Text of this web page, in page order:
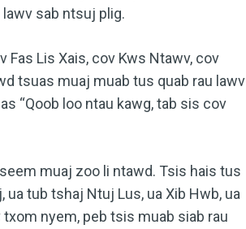
sab ntsuj plig.
Lis Xais, cov Kws Ntawv, cov
tsuas muaj muab tus quab rau lawv
“Qoob loo ntau kawg, tab sis cov
muaj zoo li ntawd. Tsis hais tus
tub tshaj Ntuj Lus, ua Xib Hwb, ua
nyem, peb tsis muab siab rau